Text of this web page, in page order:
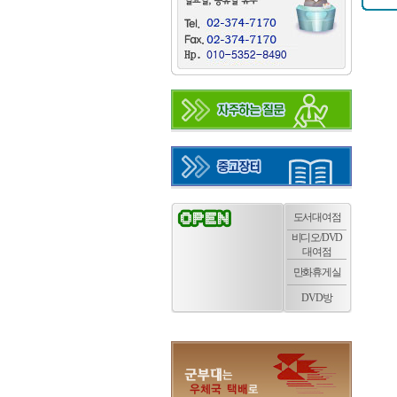
도서대여점
비디오/DVD
대여점
만화휴게실
DVD방